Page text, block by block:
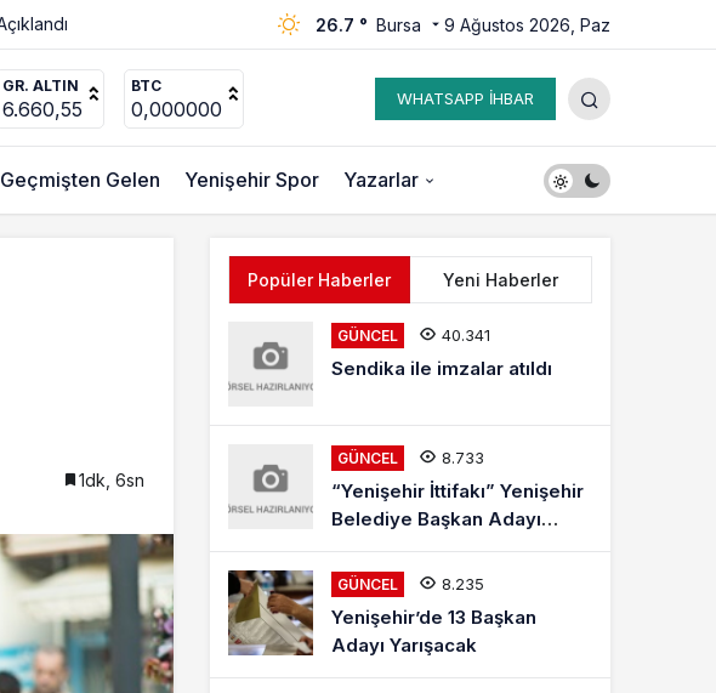
26.7 ° Bursa 9 Ağustos 2026, Paz
GR. ALTIN
6.660,55
BTC
0,000000 WHATSAPP İHBAR
Geçmişten Gelen Yenişehir Spor Yazarlar
1dk, 6sn
Popüler Haberler Yeni Haberler
GÜNCEL 40.341
Sendika ile imzalar atıldı
GÜNCEL 8.733
“Yenişehir İttifakı” Yenişehir
Belediye Başkan Adayı
Mehmet Kaya Röportajı
GÜNCEL 8.235
Yenişehir’de 13 Başkan
Adayı Yarışacak